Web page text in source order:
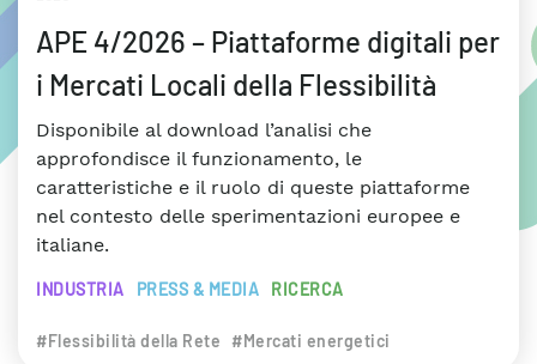
APE 4/2026 – Piattaforme digitali per
i Mercati Locali della Flessibilità
Disponibile al download l’analisi che
approfondisce il funzionamento, le
caratteristiche e il ruolo di queste piattaforme
nel contesto delle sperimentazioni europee e
italiane.
INDUSTRIA PRESS & MEDIA RICERCA
#Flessibilità della Rete #Mercati energetici